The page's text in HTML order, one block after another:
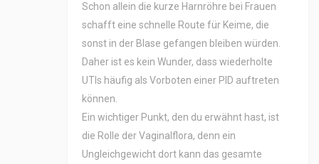
Schon allein die kurze Harnröhre bei Frauen
schafft eine schnelle Route für Keime, die
sonst in der Blase gefangen bleiben würden.
Daher ist es kein Wunder, dass wiederholte
UTIs häufig als Vorboten einer PID auftreten
können.
Ein wichtiger Punkt, den du erwähnt hast, ist
die Rolle der Vaginalflora, denn ein
Ungleichgewicht dort kann das gesamte